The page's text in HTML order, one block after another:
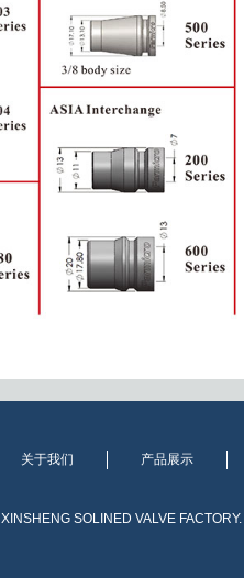
关于我们 产品展示
SOLINED VALVE